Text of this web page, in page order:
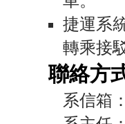
捷運系
轉乘接
聯絡方
系信箱：